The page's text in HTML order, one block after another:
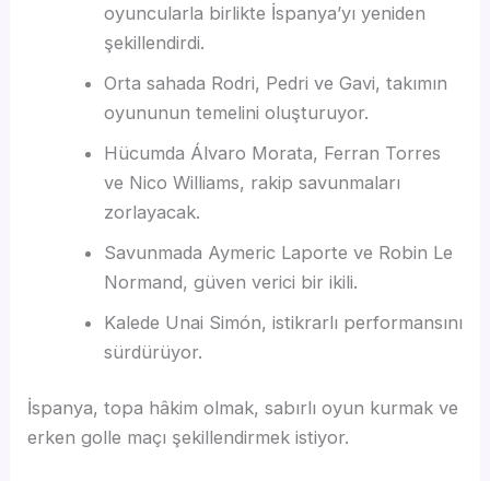
oyuncularla birlikte İspanya’yı yeniden
şekillendirdi.
Orta sahada Rodri, Pedri ve Gavi, takımın
oyununun temelini oluşturuyor.
Hücumda Álvaro Morata, Ferran Torres
ve Nico Williams, rakip savunmaları
zorlayacak.
Savunmada Aymeric Laporte ve Robin Le
Normand, güven verici bir ikili.
Kalede Unai Simón, istikrarlı performansını
sürdürüyor.
İspanya, topa hâkim olmak, sabırlı oyun kurmak ve
erken golle maçı şekillendirmek istiyor.